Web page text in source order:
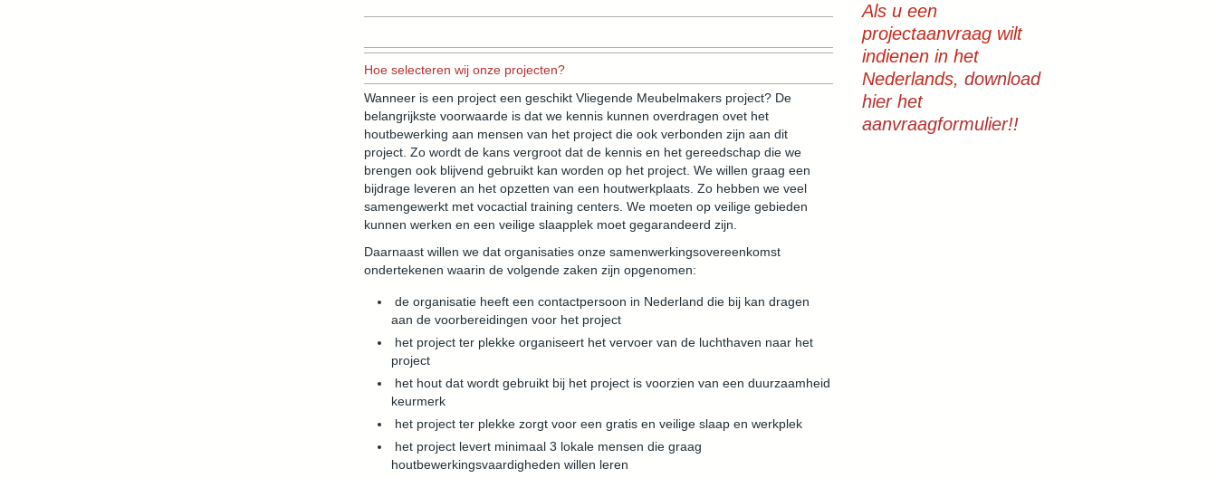
Hoe selecteren wij onze projecten?
Wanneer is een project een geschikt Vliegende Meubelmakers project? De
belangrijkste voorwaarde is dat we kennis kunnen overdragen ovet het
houtbewerking aan mensen van het project die ook verbonden zijn aan dit
project. Zo wordt de kans vergroot dat de kennis en het gereedschap die we
brengen ook blijvend gebruikt kan worden op het project. We willen graag een
bijdrage leveren an het opzetten van een houtwerkplaats. Zo hebben we veel
samengewerkt met vocactial training centers. We moeten op veilige gebieden
kunnen werken en een veilige slaapplek moet gegarandeerd zijn.
Daarnaast willen we dat organisaties onze samenwerkingsovereenkomst
ondertekenen waarin de volgende zaken zijn opgenomen:
de organisatie heeft een contactpersoon in Nederland die bij kan dragen
aan de voorbereidingen voor het project
het project ter plekke organiseert het vervoer van de luchthaven naar het
project
het hout dat wordt gebruikt bij het project is voorzien van een duurzaamheid
keurmerk
het project ter plekke zorgt voor een gratis en veilige slaap en werkplek
het project levert minimaal 3 lokale mensen die graag
houtbewerkingsvaardigheden willen leren
Als u een
projectaanvraag wilt
indienen in het
Nederlands, download
hier het
aanvraagformulier!!